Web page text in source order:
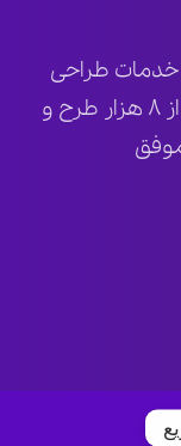
خدمات طراحی
در کشور با بیش از ۸ هزار طرح و